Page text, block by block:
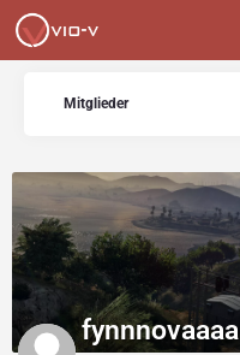
Mitglieder
fynnnovaaaa